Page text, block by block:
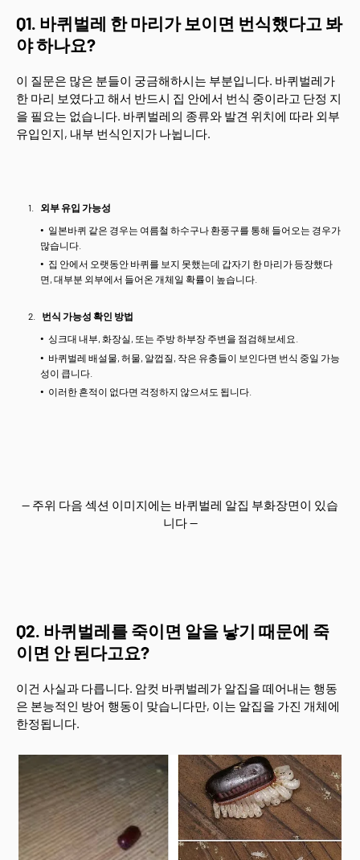
Q1. 바퀴벌레 한 마리가 보이면 번식했다고 봐
야 하나요?
이 질문은 많은 분들이 궁금해하시는 부분입니다. 바퀴벌레가
한 마리 보였다고 해서 반드시 집 안에서 번식 중이라고 단정 지
을 필요는 없습니다. 바퀴벌레의 종류와 발견 위치에 따라 외부
유입인지, 내부 번식인지가 나뉩니다.
외부 유입 가능성
일본바퀴 같은 경우는 여름철 하수구나 환풍구를 통해 들어오는 경우가
많습니다.
집 안에서 오랫동안 바퀴를 보지 못했는데 갑자기 한 마리가 등장했다
면, 대부분 외부에서 들어온 개체일 확률이 높습니다.
번식 가능성 확인 방법
싱크대 내부, 화장실, 또는 주방 하부장 주변을 점검해보세요.
바퀴벌레 배설물, 허물, 알껍질, 작은 유충들이 보인다면 번식 중일 가능
성이 큽니다.
이러한 흔적이 없다면 걱정하지 않으셔도 됩니다.
-- 주위 다음 섹션 이미지에는 바퀴벌레 알집 부화장면이 있습
니다 --
Q2. 바퀴벌레를 죽이면 알을 낳기 때문에 죽
이면 안 된다고요?
이건 사실과 다릅니다. 암컷 바퀴벌레가 알집을 떼어내는 행동
은 본능적인 방어 행동이 맞습니다만, 이는 알집을 가진 개체에
한정됩니다.